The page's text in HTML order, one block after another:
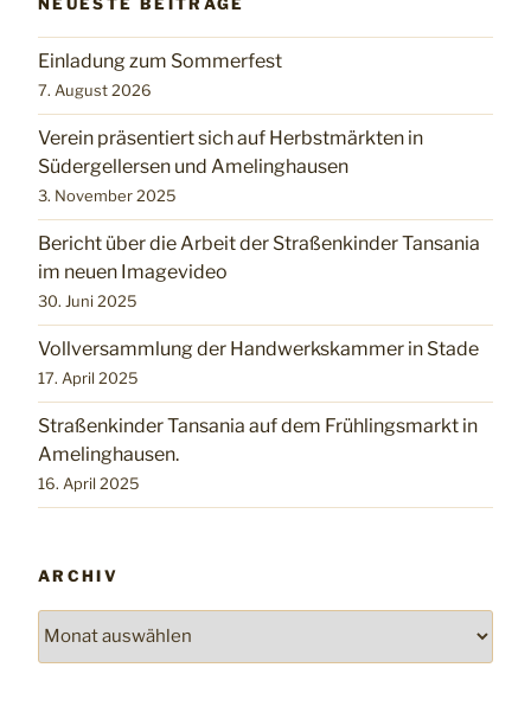
Einladung zum Sommerfest
7. August 2026
Verein präsentiert sich auf Herbstmärkten in
Südergellersen und Amelinghausen
3. November 2025
Bericht über die Arbeit der Straßenkinder Tansania
im neuen Imagevideo
30. Juni 2025
Vollversammlung der Handwerkskammer in Stade
17. April 2025
Straßenkinder Tansania auf dem Frühlingsmarkt in
Amelinghausen.
16. April 2025
ARCHIV
Archiv